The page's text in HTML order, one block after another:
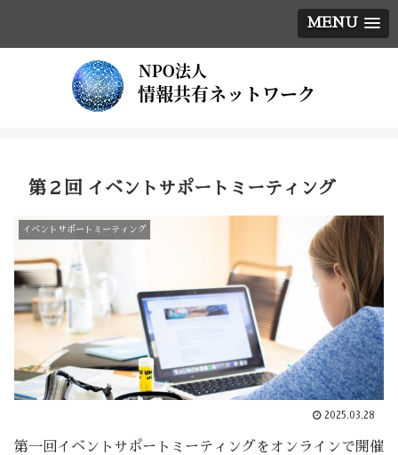
MENU
第２回 イベントサポートミーティング
イベントサポートミーティング
2025.03.28
第一回イベントサポートミーティングをオンラインで開催